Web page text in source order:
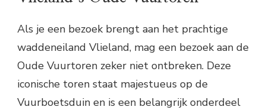
Als je een bezoek brengt aan het prachtige
waddeneiland Vlieland, mag een bezoek aan de
Oude Vuurtoren zeker niet ontbreken. Deze
iconische toren staat majestueus op de
Vuurboetsduin en is een belangrijk onderdeel